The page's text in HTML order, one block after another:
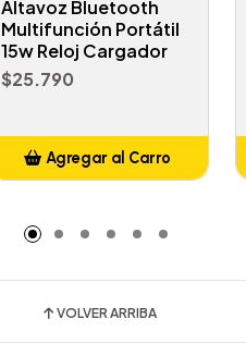
Altavoz Bluetooth
Multifunción Portátil
15w Reloj Cargador
$25.790
Agregar al Carro
VOLVER ARRIBA